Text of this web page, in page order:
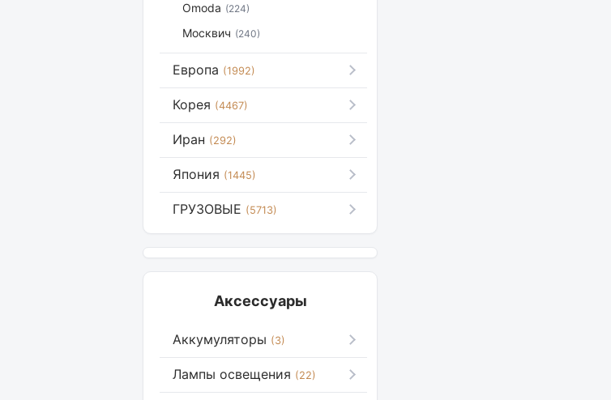
Omoda (224)
Москвич (240)
Европа (1992)
Корея (4467)
Иран (292)
Япония (1445)
ГРУЗОВЫЕ (5713)
Аксессуары
Аккумуляторы (3)
Лампы освещения (22)